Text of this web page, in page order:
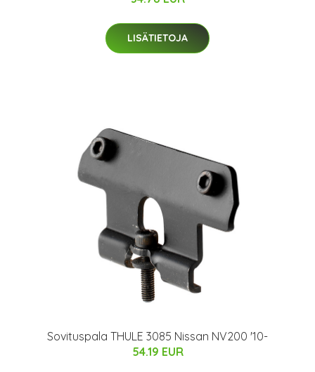
LISÄTIETOJA
Sovituspala THULE 3085 Nissan NV200 '10-
54.19 EUR